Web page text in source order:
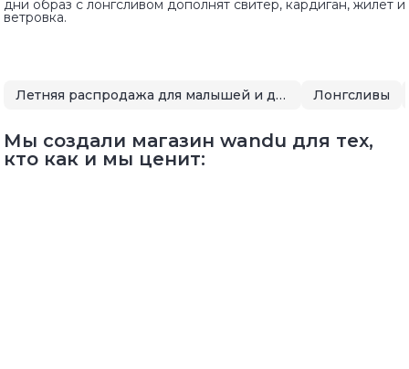
дни образ с лонгсливом дополнят свитер, кардиган, жилет и
ветровка.
Летняя распродажа для малышей и детей Лонгсливы
Мы создали магазин wandu для тех,
кто как и мы ценит: